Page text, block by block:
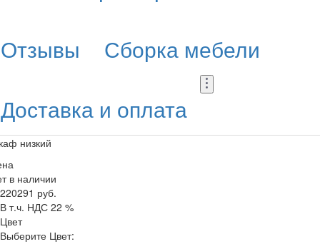
Отзывы
Сборка мебели
Доставка и оплата
низкий
в наличии
220291 руб.
В т.ч. НДС 22 %
Цвет
Выберите Цвет: